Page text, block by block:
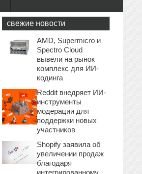
свежие новости
AMD, Supermicro и
Spectro Cloud
вывели на рынок
комплекс для ИИ-
кодинга
Reddit внедряет ИИ-
инструменты
модерации для
поддержки новых
участников
Shopify заявила об
увеличении продаж
благодаря
интегрированному